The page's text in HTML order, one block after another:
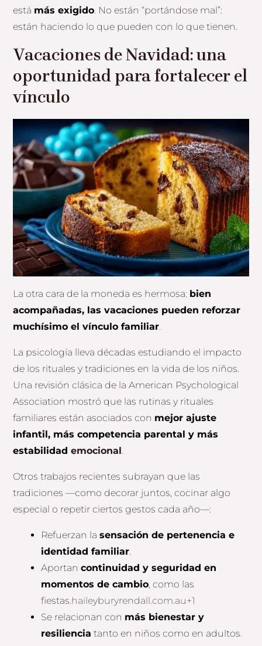
está más exigido . No están “portándose mal”:
están haciendo lo que pueden con lo que tienen.
Vacaciones de Navidad: una
oportunidad para fortalecer el
vínculo
La otra cara de la moneda es hermosa: bien
acompañadas, las vacaciones pueden reforzar
muchísimo el vínculo familiar.
La psicología lleva décadas estudiando el impacto
de los rituales y tradiciones en la vida de los niños.
Una revisión clásica de la American Psychological
Association mostró que las rutinas y rituales
familiares están asociados con mejor ajuste
infantil, más competencia parental y más
estabilidademocional.
Otros trabajos recientes subrayan que las
tradiciones —como decorar juntos, cocinar algo
especial o repetir ciertos gestos cada año—:
Refuerzan lasensación de pertenencia e
identidad familiar.
Aportancontinuidad y seguridad en
momentos de cambio, como las
fiestas.haileyburyrendall.com.au+1
Se relacionan con más bienestar y
resiliencia tanto en niños como en adultos.